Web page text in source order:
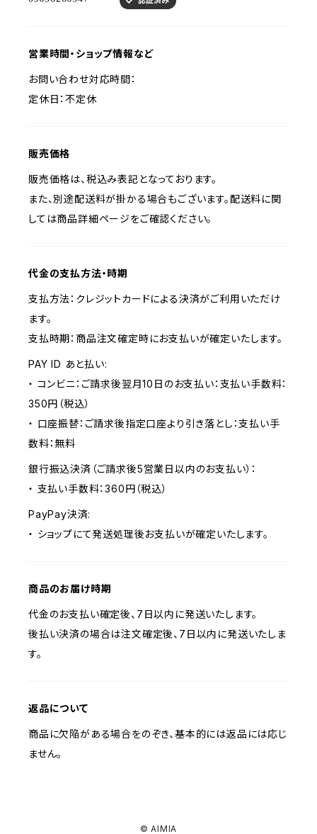
営業時間・ショップ情報など
お問い合わせ対応時間：
定休日：不定休
販売価格
販売価格は、税込み表記となっております。
また、別途配送料が掛かる場合もございます。配送料に関
しては商品詳細ページをご確認ください。
代金の支払方法・時期
支払方法：クレジットカードによる決済がご利用いただけ
ます。
支払時期：商品注文確定時にお支払いが確定いたします。
PAY ID あと払い:
・ コンビニ：ご請求後翌月10日のお支払い：支払い手数料：
350円（税込）
・ 口座振替：ご請求後指定口座より引き落とし：支払い手
数料：無料
銀行振込決済（ご請求後5営業日以内のお支払い）：
・ 支払い手数料：360円（税込）
PayPay決済:
・ ショップにて発送処理後お支払いが確定いたします。
商品のお届け時期
代金のお支払い確定後、7日以内に発送いたします。
後払い決済の場合は注文確定後、7日以内に発送いたしま
す。
返品について
商品に欠陥がある場合をのぞき、基本的には返品には応じ
ません。
© AIMIA